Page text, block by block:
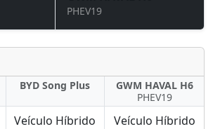
PHEV19
BYD Song Plus
GWM HAVAL H6
PHEV19
Veículo Híbrido
Veículo Híbrido